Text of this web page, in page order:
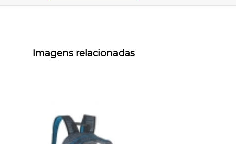
Imagens relacionadas